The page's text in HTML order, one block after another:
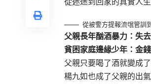
從被警方提報流氓管訓
父親長年酗酒暴力：失
貧困家庭邊緣少年：金
父親只要喝了酒就變成
楊九如也成了父親的出氣